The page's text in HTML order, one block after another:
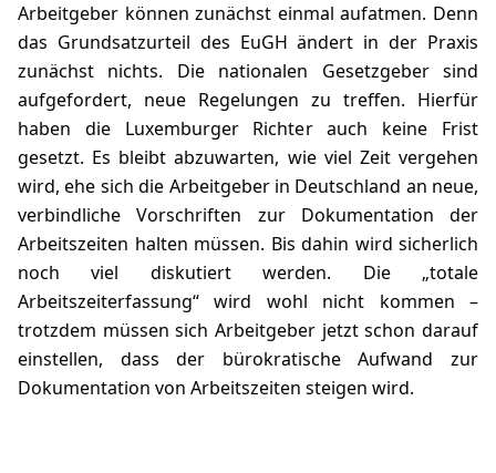
Arbeitgeber können zunächst einmal aufatmen. Denn
das Grundsatzurteil des EuGH ändert in der Praxis
zunächst nichts. Die nationalen Gesetzgeber sind
aufgefordert, neue Regelungen zu treffen. Hierfür
haben die Luxemburger Richter auch keine Frist
gesetzt. Es bleibt abzuwarten, wie viel Zeit vergehen
wird, ehe sich die Arbeitgeber in Deutschland an neue,
verbindliche Vorschriften zur Dokumentation der
Arbeitszeiten halten müssen. Bis dahin wird sicherlich
noch viel diskutiert werden. Die „totale
Arbeitszeiterfassung“ wird wohl nicht kommen –
trotzdem müssen sich Arbeitgeber jetzt schon darauf
einstellen, dass der bürokratische Aufwand zur
Dokumentation von Arbeitszeiten steigen wird.